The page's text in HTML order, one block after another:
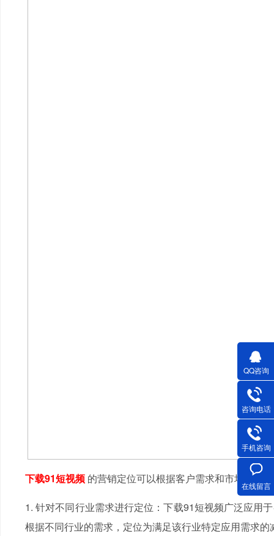
下载91短视频 的营销定位可以根据客户需求和市场定位
1. 针对不同行业需求进行定位：下载91短视频广泛应用
根据不同行业的需求，定位为满足该行业特定应用需求的
QQ咨询
咨询电话
手机咨询
在线留言